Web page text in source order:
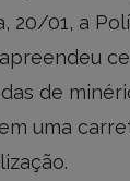
20/01, a
de
uma